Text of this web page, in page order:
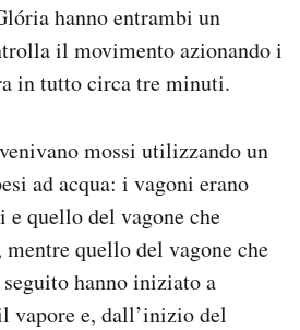
hanno entrambi un
il movimento azionando i
in tutto circa tre minuti.
mossi utilizzando un
ad acqua: i vagoni erano
quello del vagone che
mentre quello del vagone che
hanno iniziato a
vapore e, dall’inizio del